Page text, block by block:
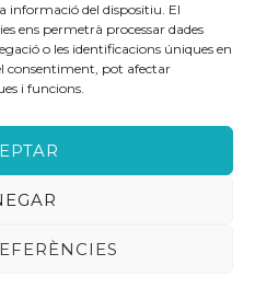
informació del dispositiu. El
ens permetrà processar dades
o les identificacions úniques en
consentiment, pot afectar
i funcions.
la Política de
| Powered by